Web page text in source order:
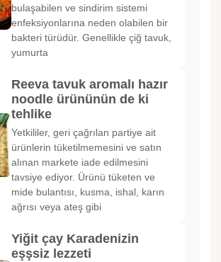
bulaşabilen ve sindirim sistemi
enfeksiyonlarına neden olabilen bir
bakteri türüdür. Genellikle çiğ tavuk,
yumurta
Reeva tavuk aromalı hazır
noodle ürününün de ki
tehlike
Yetkililer, geri çağrılan partiye ait
ürünlerin tüketilmemesini ve satın
alınan markete iade edilmesini
tavsiye ediyor. Ürünü tüketen ve
mide bulantısı, kusma, ishal, karın
ağrısı veya ateş gibi
Yiğit çay Karadenizin
eşşsiz lezzeti